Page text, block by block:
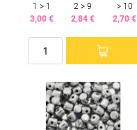
1 > 1
3,00 €
2 > 9
2,84 €
> 10
2,70 €